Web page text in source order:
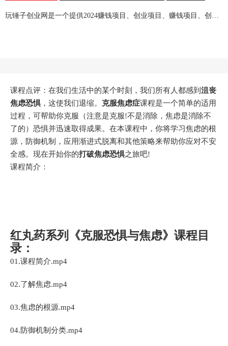
玩锤子创业网是一个提供2024赚钱项目、创业项目、赚钱项目、创业赚钱教程、引流教程的创业网,欢迎来玩锤子创业网！
课程点评：在我们生活中的某个时刻，我们所有人都感到 沮丧
焦虑恐惧 ，这使我们退缩。 克服焦虑症课程是一个简单的适用
过程，可帮助你克服（注意是克服!不是消除，焦虑是消除不
了的）恐惧并迅速取得成果。在本课程中，你将学习焦虑的根
源，防御机制，应用渐进式脱离和其他策略来帮助你应对不安
全感。现在开始你的打破焦虑恐惧之旅吧!
课程简介：
红丸药系列《克服恐惧与焦虑》课程目
录：
01.课程简介.mp4
02.了解焦虑.mp4
03.焦虑的根源.mp4
04.防御机制分类.mp4